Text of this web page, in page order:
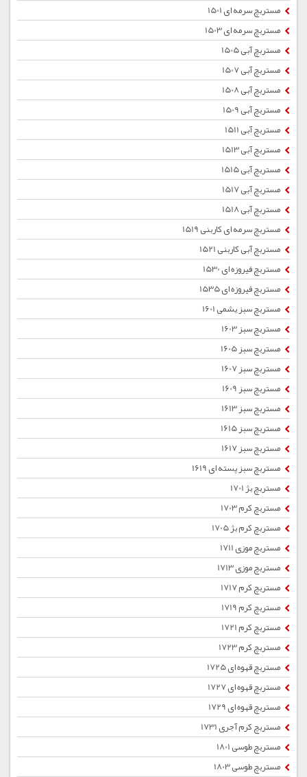
مستربچ سرمه ای 1501
مستربچ سرمه ای 1503
مستربچ آبی 1505
مستربچ آبی 1507
مستربچ آبی 1508
مستربچ آبی 1509
مستربچ آبی 1511
مستربچ آبی 1513
مستربچ آبی 1515
مستربچ آبی 1517
مستربچ آبی 1518
مستربچ سرمه ای کاربنی 1519
مستربچ آبی کاربنی 1521
مستربچ فیروزه ای 1530
مستربچ فیروزه ای 1535
مستربچ سبز یشمی 1601
مستربچ سبز 1603
مستربچ سبز 1605
مستربچ سبز 1607
مستربچ سبز 1609
مستربچ سبز 1613
مستربچ سبز 1615
مستربچ سبز 1617
مستربچ سبز پسته ای 1619
مستربچ بژ 1701
مستربچ کرم 1703
مستربچ کرم بژ 1705
مستربچ موزی 1711
مستربچ موزی 1713
مستربچ کرم 1717
مستربچ کرم 1719
مستربچ کرم 1721
مستربچ کرم 1723
مستربچ قهوه ای 1725
مستربچ قهوه ای 1727
مستربچ قهوه ای 1729
مستربچ کرم آجری 1731
مستربچ طوسی 1801
مستربچ طوسی 1803